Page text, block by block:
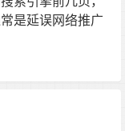
是延误网络推广